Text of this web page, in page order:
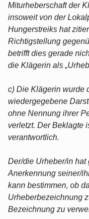
Miturheberschaft der
insoweit von der
Hungerstreiks hat
Richtigstellung
betrifft dies gerade
die Klägerin als
c) Die Klägerin wurde
wiedergegebene
ohne Nennung ihrer
verletzt. Der Beklagte
verantwortlich.
Der/die Urheber/in hat
Anerkennung seiner/
kann bestimmen, ob
Urheberbezeichnung
Bezeichnung zu